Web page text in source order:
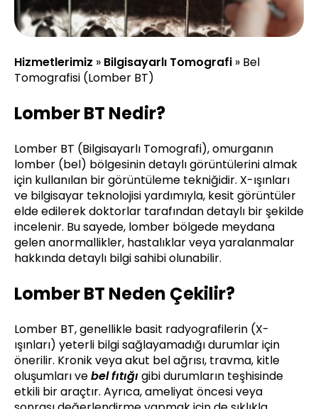
Hizmetlerimiz » Bilgisayarlı Tomografi » Bel
Tomografisi (Lomber BT)
Lomber BT Nedir?
Lomber BT (Bilgisayarlı Tomografi), omurganın
lomber (bel) bölgesinin detaylı görüntülerini almak
için kullanılan bir görüntüleme tekniğidir. X-ışınları
ve bilgisayar teknolojisi yardımıyla, kesit görüntüler
elde edilerek doktorlar tarafından detaylı bir şekilde
incelenir. Bu sayede, lomber bölgede meydana
gelen anormallikler, hastalıklar veya yaralanmalar
hakkında detaylı bilgi sahibi olunabilir.
Lomber BT Neden Çekilir?
Lomber BT, genellikle basit radyografilerin (X-
ışınları) yeterli bilgi sağlayamadığı durumlar için
önerilir. Kronik veya akut bel ağrısı, travma, kitle
oluşumları vebel fıtığıgibi durumların teşhisinde
etkili bir araçtır. Ayrıca, ameliyat öncesi veya